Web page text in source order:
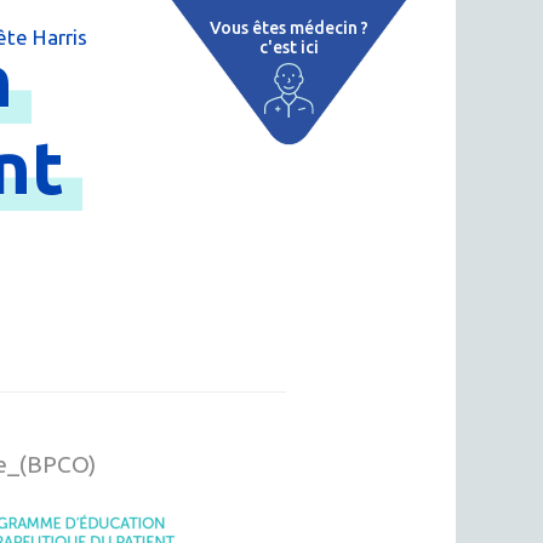
région
thermales
thermale
Harris
Vous êtes médecin ?
c'est ici